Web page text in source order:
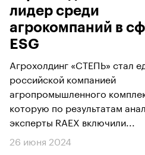
лидер среди
агрокомпаний в
ESG
Агрохолдинг «СТЕПЬ» стал
российской компанией
агропромышленного
которую по результатам
эксперты RAEX включили...
26 июня 2024